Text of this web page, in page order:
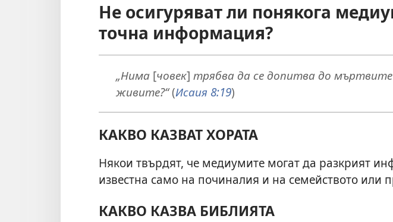
Не осигуряват ли понякога
точна информация?
„Нима [човек] трябва да се допитва до
живите?“(Исаия 8:19)
КАКВО КАЗВАТ ХОРАТА
Някои твърдят, че медиумите могат да разкрият
известна само на починалия и на семейството или
КАКВО КАЗВА БИБЛИЯТА